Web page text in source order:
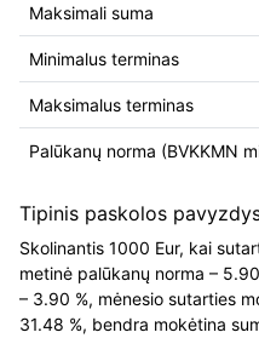
Maksimali suma
Minimalus terminas
Maksimalus terminas
Palūkanų norma (BVKKMN
Tipinis paskolos
Skolinantis 1000 Eur, kai
metinė palūkanų norma –
– 3.90 %, mėnesio sutarties
31.48 %, bendra mokėtina